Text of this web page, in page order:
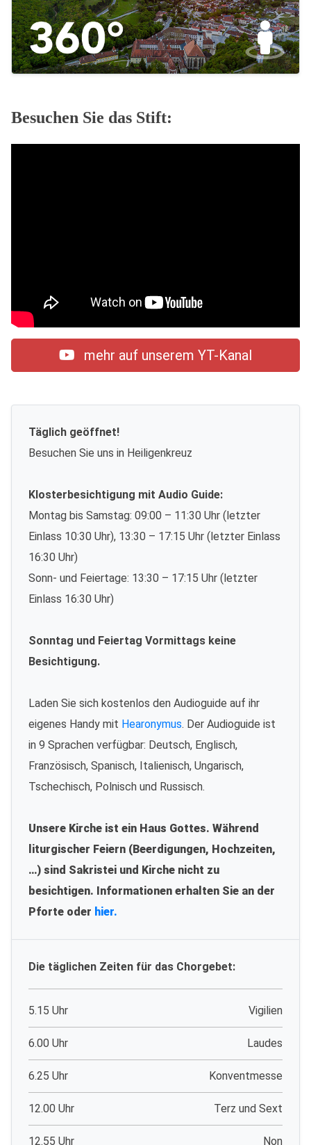
Besuchen Sie das Stift:
mehr auf unserem YT-Kanal
Täglich geöffnet!
Besuchen Sie uns in Heiligenkreuz
Klosterbesichtigung mit Audio Guide:
Montag bis Samstag: 09:00 – 11:30 Uhr (letzter
Einlass 10:30 Uhr), 13:30 – 17:15 Uhr (letzter Einlass
16:30 Uhr)
Sonn- und Feiertage: 13:30 – 17:15 Uhr (letzter
Einlass 16:30 Uhr)
Sonntag und Feiertag Vormittags keine
Besichtigung.
Laden Sie sich kostenlos den Audioguide auf ihr
eigenes Handy mit Hearonymus. Der Audioguide ist
in 9 Sprachen verfügbar: Deutsch, Englisch,
Französisch, Spanisch, Italienisch, Ungarisch,
Tschechisch, Polnisch und Russisch.
Unsere Kirche ist ein Haus Gottes. Während
liturgischer Feiern (Beerdigungen, Hochzeiten,
…) sind Sakristei und Kirche nicht zu
besichtigen. Informationen erhalten Sie an der
Pforte oder hier.
Die täglichen Zeiten für das Chorgebet:
5.15 Uhr Vigilien
6.00 Uhr Laudes
6.25 Uhr Konventmesse
12.00 Uhr Terz und Sext
12.55 Uhr Non